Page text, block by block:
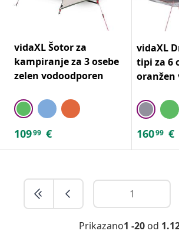
vidaXL Šotor za
kampiranje za 3 osebe
zelen vodoodporen
10999 €
vidaXL
tipi za 6
oranžen
16099 €
Prikazano1 -20od